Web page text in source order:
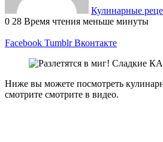
Кулинарные
0 28 Время чтения меньше минуты
Facebook Tumblr Вконтакте
Ниже вы можете посмотреть
смотрите смотрите в видео.